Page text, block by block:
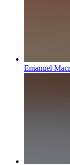
Emanuel